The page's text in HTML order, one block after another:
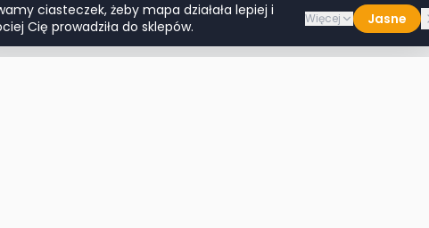
ciasteczek, żeby mapa działała lepiej i
Cię prowadziła do sklepów.
Więcej Jasne